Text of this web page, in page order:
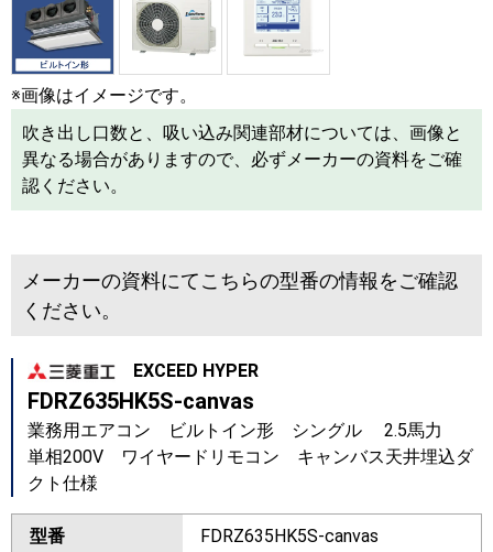
※画像はイメージです。
吹き出し口数と、吸い込み関連部材については、画像と
異なる場合がありますので、必ずメーカーの資料をご確
認ください。
メーカーの資料にてこちらの型番の情報をご確認
ください。
EXCEED HYPER
FDRZ635HK5S-canvas
業務用エアコン ビルトイン形 シングル 2.5馬力
単相200V ワイヤードリモコン キャンバス天井埋込ダ
クト仕様
型番 FDRZ635HK5S-canvas